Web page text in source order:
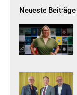
Neueste Beiträge